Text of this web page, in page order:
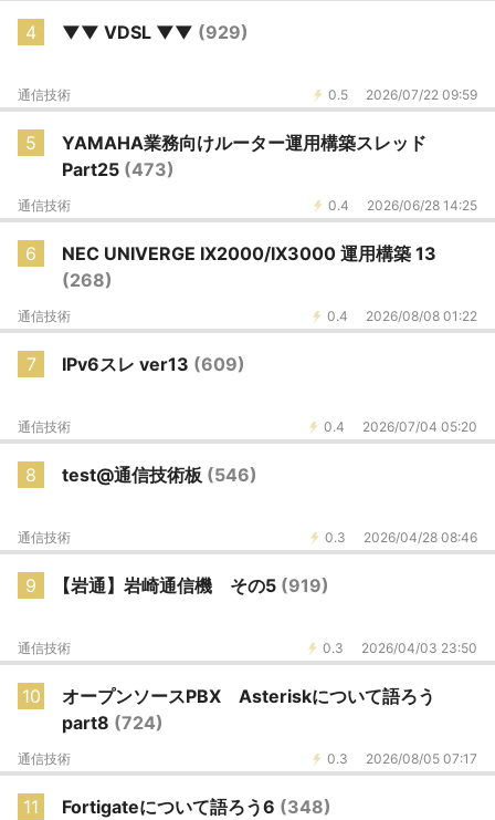
4 ▼▼ VDSL ▼▼ (929)
0.5 2026/07/22 09:59
通信技術
5
YAMAHA業務向けルーター運用構築スレッド
Part25 (473)
0.4 2026/06/28 14:25
通信技術
6
NEC UNIVERGE IX2000/IX3000 運用構築 13
(268)
0.4 2026/08/08 01:22
通信技術
7 IPv6スレ ver13 (609)
0.4 2026/07/04 05:20
通信技術
8 test@通信技術板 (546)
0.3 2026/04/28 08:46
通信技術
9 【岩通】岩崎通信機 その5 (919)
0.3 2026/04/03 23:50
通信技術
10
オープンソースPBX Asteriskについて語ろう
part8 (724)
0.3 2026/08/05 07:17
通信技術
11 Fortigateについて語ろう6 (348)